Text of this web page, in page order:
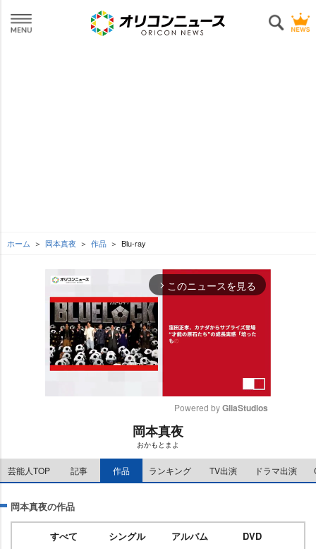
ホーム 岡本真夜 作品 Blu-ray
arrow_forward_ios このニュースを見る
e
Powered by GliaStudios
岡本真夜
おかもとまよ
芸能人TOP 記事 作品 ランキング TV出演 ドラマ出演
岡本真夜の作品
すべて シングル アルバム
DVD